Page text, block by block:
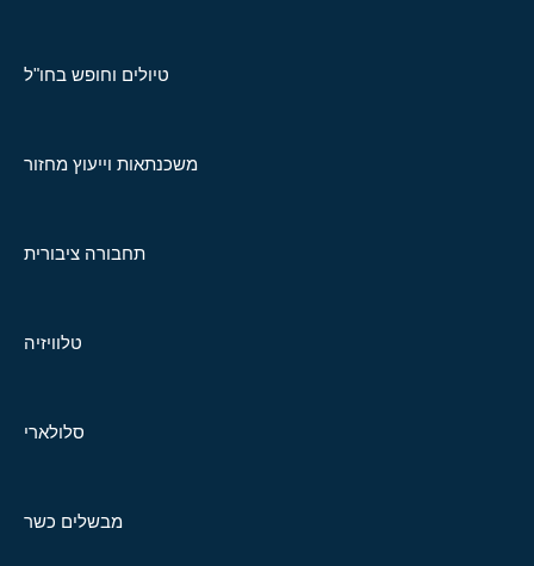
טיולים וחופש בחו"ל
משכנתאות וייעוץ מחזור
תחבורה ציבורית
טלוויזיה
סלולארי
מבשלים כשר